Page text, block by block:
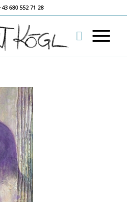
680 552 71 28